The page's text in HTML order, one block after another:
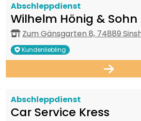
Abschleppdienst
Wilhelm Hönig & Sohn
Zum Gänsgarten 8, 74889
Kundenliebling
Abschleppdienst
Car Service Kress